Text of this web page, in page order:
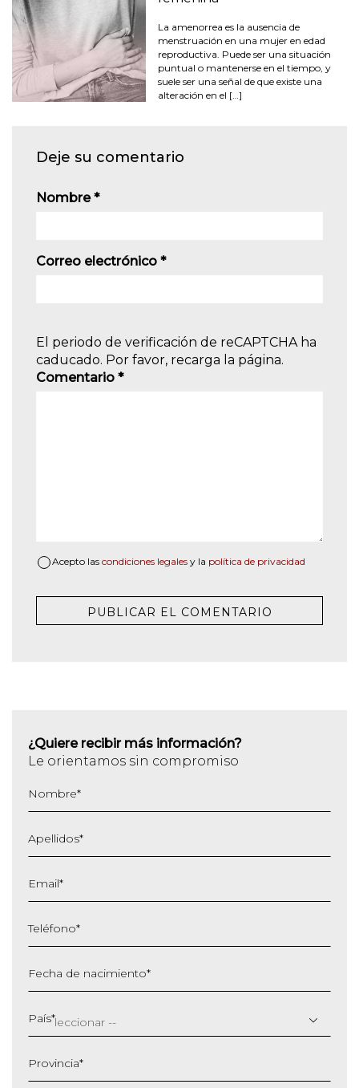
La amenorrea es la ausencia de
menstruación en una mujer en edad
reproductiva. Puede ser una situación
puntual o mantenerse en el tiempo, y
suele ser una señal de que existe una
alteración en el […]
Deje su comentario
Nombre*
Correo electrónico *
El periodo de verificación de reCAPTCHA ha
caducado. Por favor, recarga la página.
Comentario *
Acepto las condiciones legales y la política de privacidad
¿Quiere recibir más información?
Le orientamos sin compromiso
Nombre*
Apellidos*
Email*
Teléfono*
Fecha de nacimiento*
barra
MM
AAAA
País*
Provincia*